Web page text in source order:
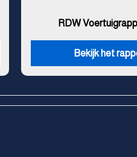
RDW
Bekijk het